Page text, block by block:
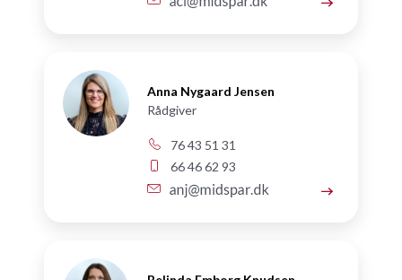
Anna Nygaard Jensen
Rådgiver
76 43 51 31
66 46 62 93